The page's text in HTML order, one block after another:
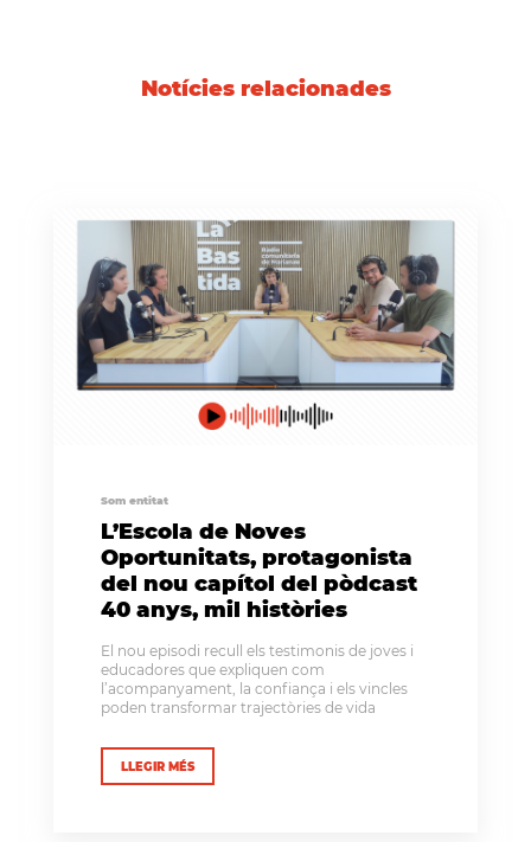
Notícies relacionades
Som entitat
L’Escola de Noves
Oportunitats, protagonista
del nou capítol del pòdcast
40 anys, mil històries
El nou episodi recull els testimonis de joves i
educadores que expliquen com
l’acompanyament, la confiança i els vincles
poden transformar trajectòries de vida
LLEGIR MÉS